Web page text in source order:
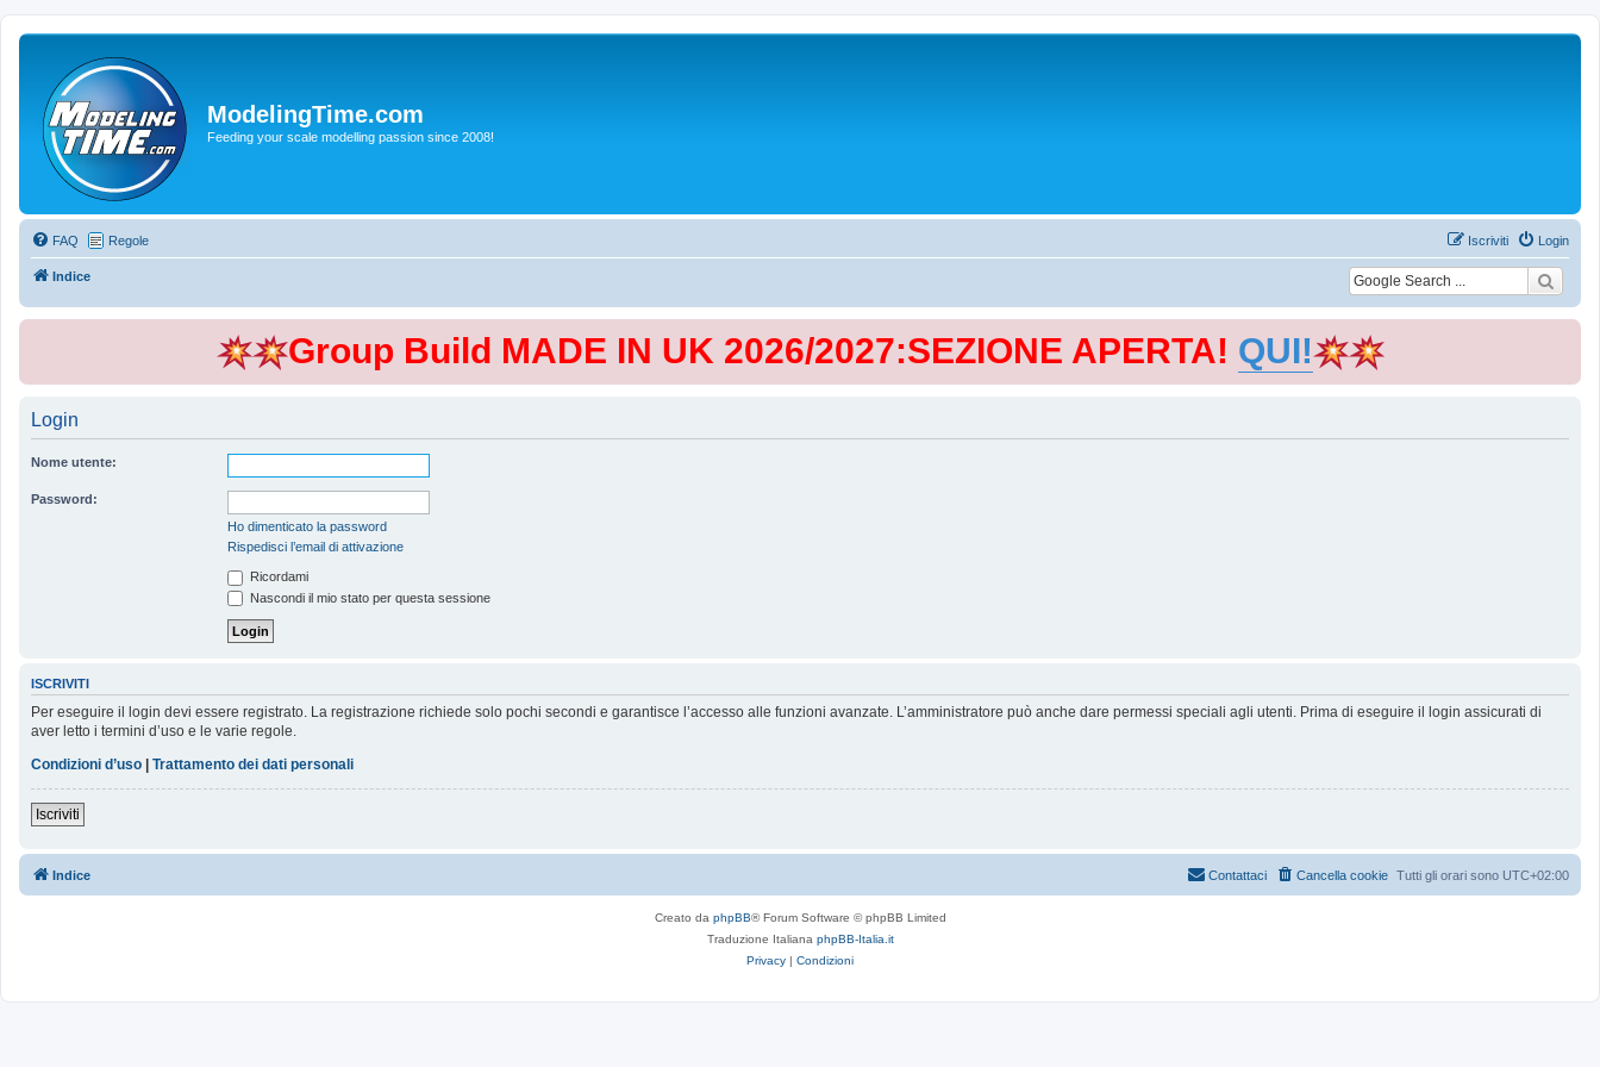
ModelingTime.com
Feeding your scale modelling passion since 2008!
FAQ Regole Login
Iscriviti
Indice
Group Build MADE IN UK 2026/2027:SEZIONE APERTA! QUI!
Login
Nome utente:
Password:
Ho dimenticato la password
Rispedisci l’email di attivazione
Ricordami
Nascondi il mio stato per questa sessione
ISCRIVITI
Per eseguire il login devi essere registrato. La registrazione richiede solo pochi secondi e garantisce l’accesso alle funzioni avanzate. L’amministratore può anche dare permessi speciali agli utenti. Prima di eseguire il login assicurati di
aver letto i termini d’uso e le varie regole.
Condizioni d’uso | Trattamento dei dati personali
Iscriviti
Indice Tutti gli orari sono UTC+02:00
Cancella cookie
Contattaci
Creato da phpBB® Forum Software © phpBB Limited
Traduzione Italiana phpBB-Italia.it
Privacy | Condizioni